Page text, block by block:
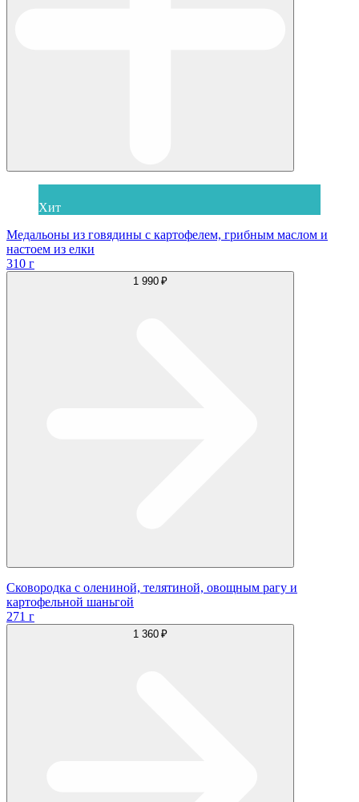
Хит
Медальоны из говядины с картофелем, грибным маслом и
настоем из елки
310 г
1 990 ₽
Сковородка с олениной, телятиной, овощным рагу и
картофельной шаньгой
271 г
1 360 ₽